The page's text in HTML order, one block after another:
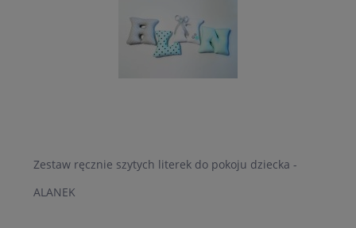
Zestaw ręcznie szytych literek do pokoju dziecka -
ALANEK